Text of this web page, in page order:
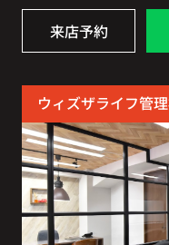
来店予約
ウィズザライフ管